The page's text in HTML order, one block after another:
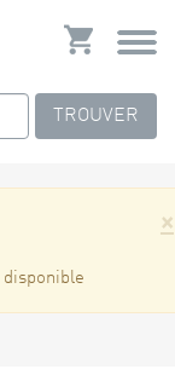
TROUVER
×